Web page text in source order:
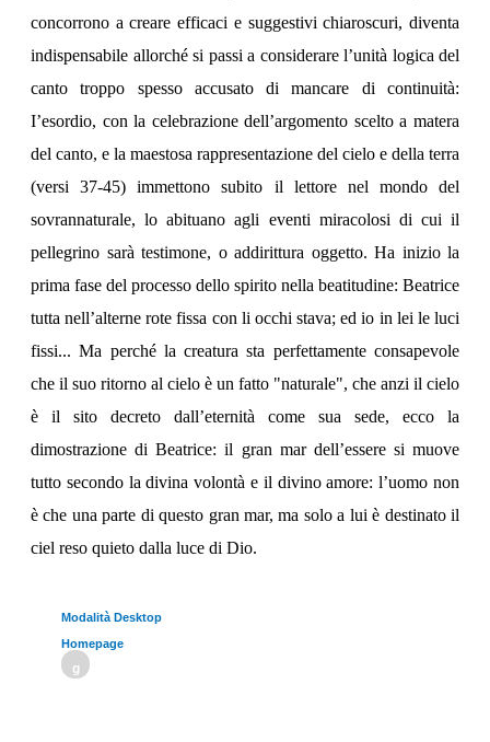
concorrono a creare efficaci e suggestivi chiaroscuri, diventa
indispensabile allorché si passi a considerare l’unità logica del
canto troppo spesso accusato di mancare di continuità:
I’esordio, con la celebrazione dell’argomento scelto a matera
del canto, e la maestosa rappresentazione del cielo e della terra
(versi 37-45) immettono subito il lettore nel mondo del
sovrannaturale, lo abituano agli eventi miracolosi di cui il
pellegrino sarà testimone, o addirittura oggetto. Ha inizio la
prima fase del processo dello spirito nella beatitudine: Beatrice
tutta nell’alterne rote fissa con li occhi stava; ed io in lei le luci
fissi... Ma perché la creatura sta perfettamente consapevole
che il suo ritorno al cielo è un fatto "naturale", che anzi il cielo
è il sito decreto dall’eternità come sua sede, ecco la
dimostrazione di Beatrice: il gran mar dell’essere si muove
tutto secondo la divina volontà e il divino amore: l’uomo non
è che una parte di questo gran mar, ma solo a lui è destinato il
ciel reso quieto dalla luce di Dio.
Modalità Desktop
Homepage
g